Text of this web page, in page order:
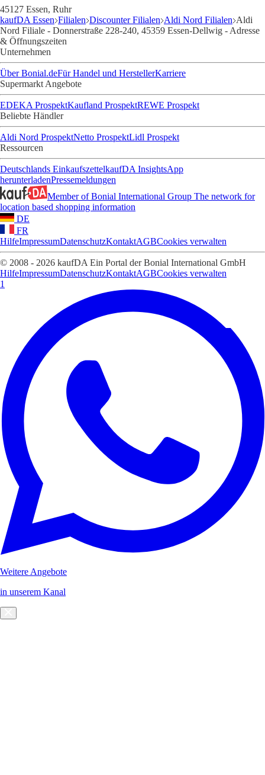
45127 Essen, Ruhr
kaufDA Essen Filialen Discounter Filialen Aldi Nord Filialen Aldi
Nord Filiale - Donnerstraße 228-240, 45359 Essen-Dellwig - Adresse
& Öffnungszeiten
Unternehmen
Über Bonial.deFür Handel und HerstellerKarriere
Supermarkt Angebote
EDEKA ProspektKaufland ProspektREWE Prospekt
Beliebte Händler
Aldi Nord ProspektNetto ProspektLidl Prospekt
Ressourcen
Deutschlands EinkaufszettelkaufDA InsightsApp
herunterladenPressemeldungen
Member of Bonial International Group The network for
location based shopping information
DE
FR
HilfeImpressumDatenschutzKontaktAGBCookies verwalten
© 2008 - 2026 kaufDA Ein Portal der Bonial International GmbH
HilfeImpressumDatenschutzKontaktAGBCookies verwalten
1
Weitere Angebote
in unserem Kanal